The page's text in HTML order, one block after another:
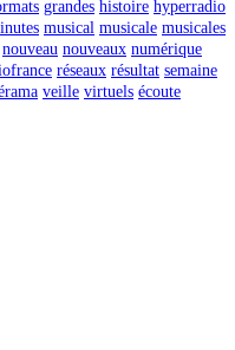
grandes histoire hyperradio
musical musicale musicales
nouveau nouveaux numérique
réseaux résultat semaine
veille virtuels écoute